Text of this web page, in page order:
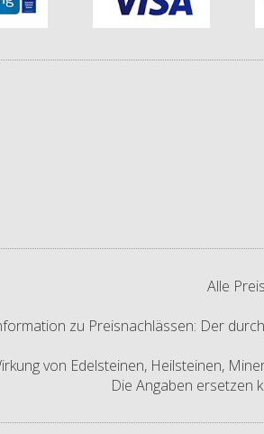
Alle
zu Preisnachlässen: Der
von Edelsteinen, Heilsteinen,
Die Angaben ersetzen